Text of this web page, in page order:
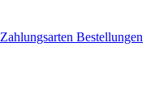
Zahlungsarten Bestellungen